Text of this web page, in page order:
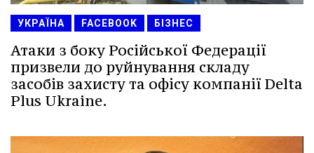
УКРАЇНА FACEBOOK БІЗНЕС
Атаки з боку Російської Федерації
призвели до руйнування складу
засобів захисту та офісу компанії Delta
Plus Ukraine.